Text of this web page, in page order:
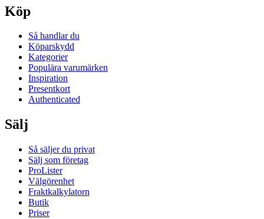
Köp
Så handlar du
Köparskydd
Kategorier
Populära varumärken
Inspiration
Presentkort
Authenticated
Sälj
Så säljer du privat
Sälj som företag
ProLister
Välgörenhet
Fraktkalkylatorn
Butik
Priser